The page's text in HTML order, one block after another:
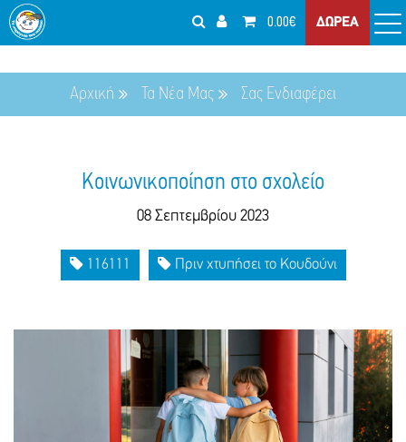
0.00€ ΔΩΡΕΑ
Αρχική Τα Νέα Μας Σας Ενδιαφέρει
Κοινωνικοποίηση στο σχολείο
08 Σεπτεμβρίου 2023
116111 Πριν χτυπήσει το Κουδούνι